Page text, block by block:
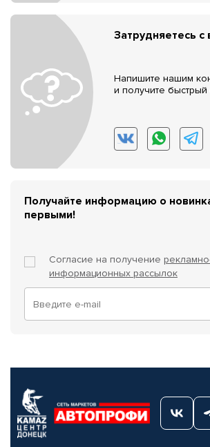
Затрудняетесь
Напишите нашим
и получите быстрый
Получайте информацию о
первыми!
Согласие на получение
информационных рассылок